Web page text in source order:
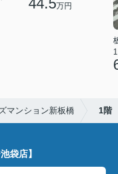
万円
マンション新板橋 1階
袋店】